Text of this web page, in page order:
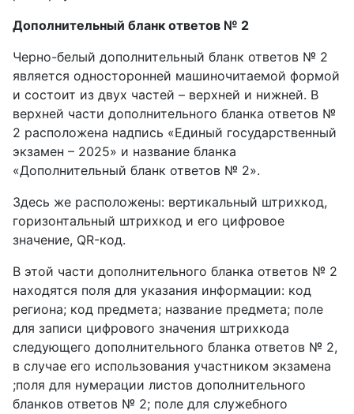
Дополнительный бланк ответов № 2
Черно-белый дополнительный бланк ответов № 2
является односторонней машиночитаемой формой
и состоит из двух частей – верхней и нижней. В
верхней части дополнительного бланка ответов №
2 расположена надпись «Единый государственный
экзамен – 2025» и название бланка
«Дополнительный бланк ответов № 2».
Здесь же расположены: вертикальный штрихкод,
горизонтальный штрихкод и его цифровое
значение, QR-код.
В этой части дополнительного бланка ответов № 2
находятся поля для указания информации: код
региона; код предмета; название предмета; поле
для записи цифрового значения штрихкода
следующего дополнительного бланка ответов № 2,
в случае его использования участником экзамена
;поля для нумерации листов дополнительного
бланков ответов № 2; поле для служебного